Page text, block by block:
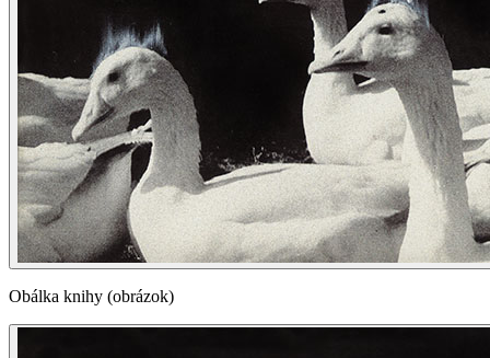
Obálka knihy (obrázok)